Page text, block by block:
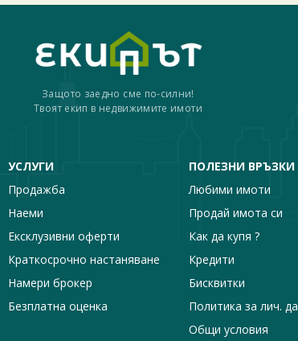
Защото заедно сме по-силни!
Твоят екип в недвижимите имоти
УСЛУГИ
Продажба
Наеми
Ексклузивни оферти
Краткосрочно настаняване
Намери брокер
Безплатна оценка
ПОЛЕЗНИ ВРЪЗКИ
Любими имоти
Продай имота си
Как да купя ?
Кредити
Бисквитки
Политика за лич.
Общи условия